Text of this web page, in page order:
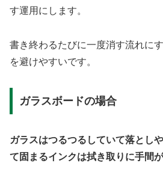
す運用にします。
書き終わるたびに一度消す流れに
を避けやすいです。
ガラスボードの場合
ガラスはつるつるしていて落とし
て固まるインクは拭き取りに手間が